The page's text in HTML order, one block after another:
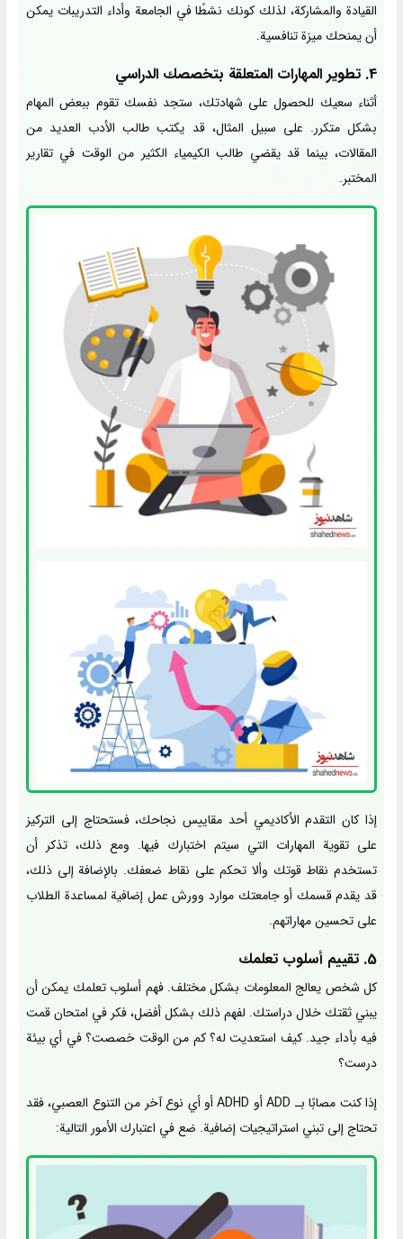
القيادة والمشاركة، لذلك كونك نشطًا في الجامعة وأداء التدريبات يمكن
أن يمنحك ميزة تنافسية.
4. تطوير المهارات المتعلقة بتخصصك الدراسي
أثناء سعيك للحصول على شهادتك، ستجد نفسك تقوم ببعض المهام
بشكل متكرر. على سبيل المثال، قد يكتب طالب الأدب العديد من
المقالات، بينما قد يقضي طالب الكيمياء الكثير من الوقت في تقارير
المختبر.
إذا كان التقدم الأكاديمي أحد مقاييس نجاحك، فستحتاج إلى التركيز
على تقوية المهارات التي سيتم اختبارك فيها. ومع ذلك، تذكر أن
تستخدم نقاط قوتك وألا تحكم على نقاط ضعفك. بالإضافة إلى ذلك،
قد يقدم قسمك أو جامعتك موارد وورش عمل إضافية لمساعدة الطلاب
على تحسين مهاراتهم.
5. تقييم أسلوب تعلمك
كل شخص يعالج المعلومات بشكل مختلف. فهم أسلوب تعلمك يمكن أن
يبني ثقتك خلال دراستك. لفهم ذلك بشكل أفضل، فكر في امتحان قمت
فيه بأداء جيد. كيف استعديت له؟ كم من الوقت خصصت؟ في أي بيئة
درست؟
إذا كنت مصابًا بـ ADD أو ADHD أو أي نوع آخر من التنوع العصبي، فقد
تحتاج إلى تبني استراتيجيات إضافية. ضع في اعتبارك الأمور التالية: